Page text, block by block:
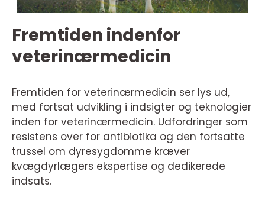
Fremtiden indenfor
veterinærmedicin
Fremtiden for veterinærmedicin ser lys ud,
med fortsat udvikling i indsigter og teknologier
inden for veterinærmedicin. Udfordringer som
resistens over for antibiotika og den fortsatte
trussel om dyresygdomme kræver
kvægdyrlægers ekspertise og dedikerede
indsats.